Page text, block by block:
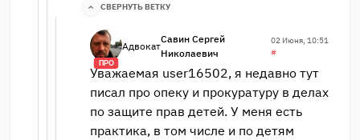
СВЕРНУТЬ ВЕТКУ
ПРО
Адвокат
Савин Сергей
Николаевич
02 Июня, 10:51
#
Уважаемая user16502, я недавно тут
писал про опеку и прокуратуру в делах
по защите прав детей. У меня есть
практика, в том числе и по детям